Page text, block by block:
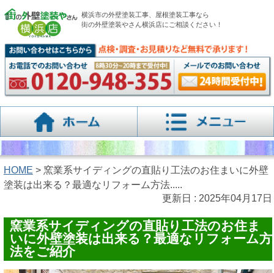
横浜市の外壁塗装工事、屋根塗装工事なら
街の外壁塗装やさん横浜店にご相談ください！
HOME > 窯業系サイディングの直貼り工法のお住まいに外壁
塗装は出来る？最適なリフォーム方法.....
更新日 : 2025年04月17日
窯業系サイディングの直貼り工法のお住ま
いに外壁塗装は出来る？最適なリフォーム方
法をご紹介